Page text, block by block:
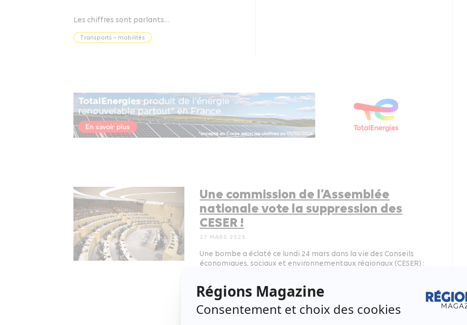
Les chiffres sont parlants…
Transports – mobilités
Une commission de l’Assemblée
nationale vote la suppression des
CESER !
27 MARS 2025
Une bombe a éclaté ce lundi 24 mars dans la vie des Conseils
économiques, sociaux et environnementaux régionaux (CESER) :
Développement économique - formation